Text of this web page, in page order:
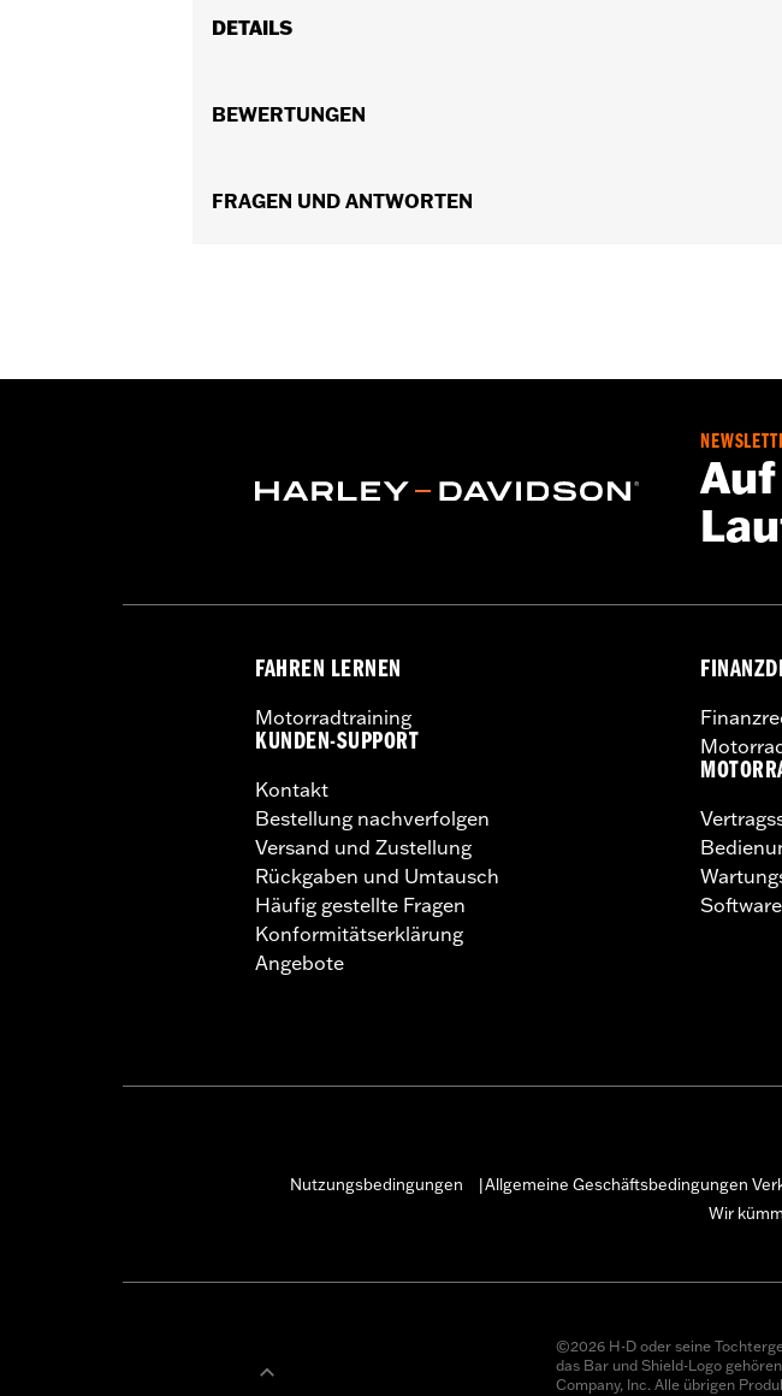
DETAILS
Installationsanleitung
In der Box:Befestigungsteile aus verchromtem Edelstahl
BEWERTUNGEN
FRAGEN UND ANTWORTEN
FAHREN LERNEN
Motorradtraining
KUNDEN-SUPPORT
Kontakt
Bestellung nachverfolgen
Versand und Zustellung
Rückgaben und Umtausch
Häufig gestellte Fragen
Konformitätserklärung
Angebote
Nutzungsbedingungen
Allgemeine Geschäftsbedingungen
Wir
©2026 H-D oder seine
das Bar und Shield-Logo
Company, Inc. Alle übrigen